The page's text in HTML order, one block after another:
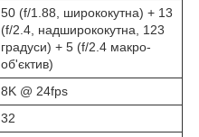
50 (f/1.88, ширококутна) + 13
(f/2.4, надширококутна, 123
градуси) + 5 (f/2.4 макро-
об'єктив)
8K @ 24fps
32